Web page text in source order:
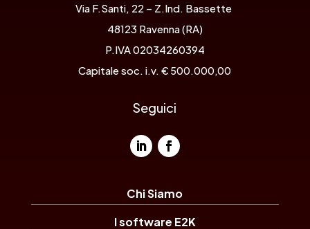
Via F.Santi, 22 – Z.Ind. Bassette
48123 Ravenna (RA)
P.IVA 02034260394
Capitale soc. i.v.€ 500.000,00
Seguici
Chi Siamo
I software E2K